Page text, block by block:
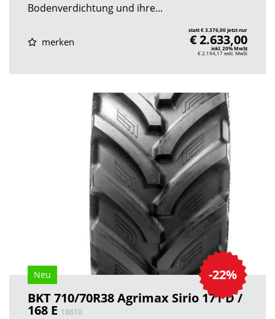
Bodenverdichtung und ihre...
merken
statt € 3.376,00 jetzt nur
€ 2.633,00
inkl. 20% MwSt
€ 2.194,17exkl. MwSt
-22%
Neu
BKT 710/70R38 Agrimax Sirio 171 D /
168 E 18610